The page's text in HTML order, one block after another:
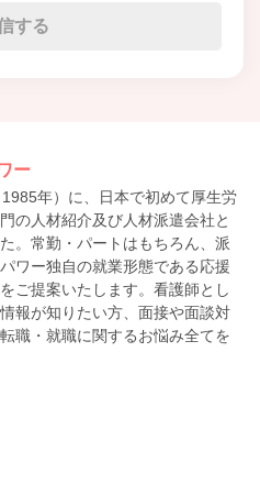
ー
年）に、日本で初めて厚生労
の人材紹介及び人材派遣会社と
。常勤・パートはもちろん、派
ワー独自の就業形態である応援
ご提案いたします。看護師とし
報が知りたい方、面接や面談対
職・就職に関するお悩み全てを